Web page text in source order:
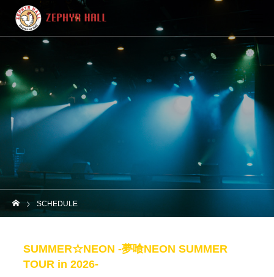
SCHEDULE
SUMMER☆NEON -夢喰NEON SUMMER
TOUR in 2026-